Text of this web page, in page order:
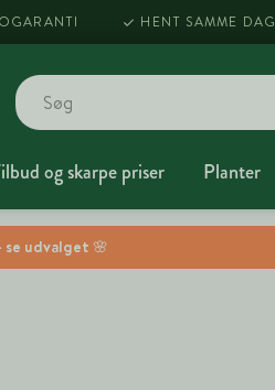
udvalget 🌸
HENT SAMME DAG
og skarpe priser Planter